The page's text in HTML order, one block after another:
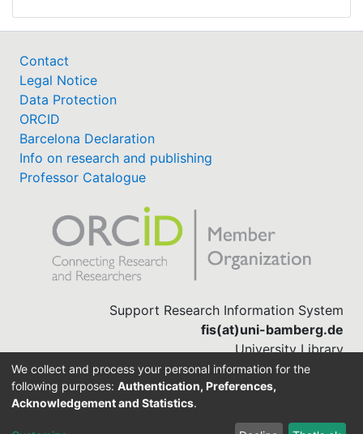
Contact
Legal Notice
Data Protection
ORCID
Barcelona Declaration
Info on research and publishing
Professor Catalogue
Support Research Information System
fis(at)uni-bamberg.de
University Library
(0951) 863-1568
DSpace-CRIS software
We collect and process your personal information for the
following purposes: Authentication, Preferences,
Acknowledgement and Statistics.